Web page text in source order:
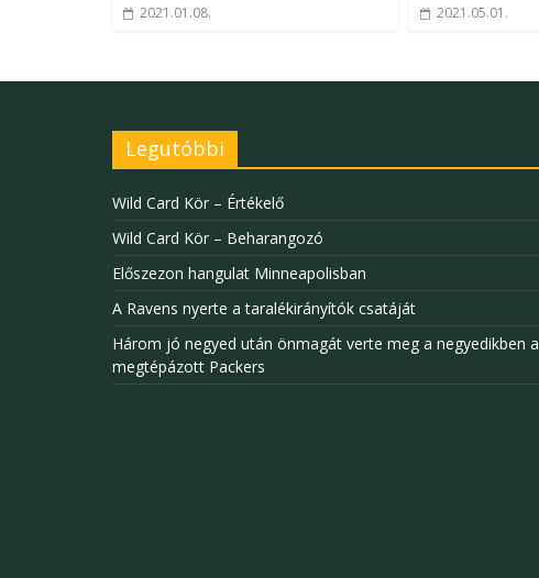
2021.01.08. 2021.05.01.
Legutóbbi
Wild Card Kör – Értékelő
Wild Card Kör – Beharangozó
Előszezon hangulat Minneapolisban
A Ravens nyerte a taralékirányítók csatáját
Három jó negyed után önmagát verte meg a negyedikben a
megtépázott Packers